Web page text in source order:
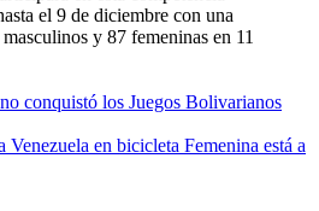
el 9 de diciembre con una
y 87 femeninas en 11
conquistó los Juegos Bolivarianos
Venezuela en bicicleta Femenina está a